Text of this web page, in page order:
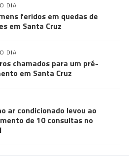
DIA
feridos em quedas de
em Santa Cruz
DIA
chamados para um pré-
em Santa Cruz
ar condicionado levou ao
de 10 consultas no